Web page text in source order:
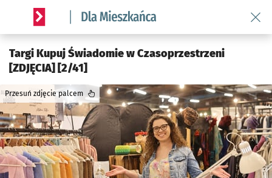
Serwis informacyjny wroclaw.pl podserwis: Dla mieszkańca
Targi Kupuj Świadomie w Czasoprzestrzeni
[ZDJĘCIA] [2/41]
Przesuń zdjęcie palcem